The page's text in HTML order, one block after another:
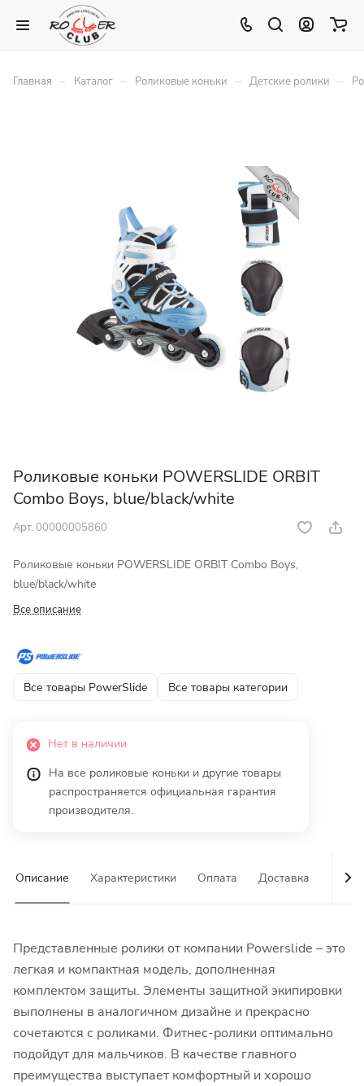
Главная – Каталог – Роликовые коньки – Детские ролики –
Роликовые коньки POWERSLIDE ORBIT
Combo Boys, blue/black/white
Арт. 00000005860
Роликовые коньки POWERSLIDE ORBIT Combo Boys,
blue/black/white
Все описание
Все товары PowerSlide Все товары категории
Нет в наличии
На все роликовые коньки и другие товары
распространяется официальная гарантия
производителя.
Описание Характеристики Оплата Доставка
Представленные ролики от компании Powerslide – это
легкая и компактная модель, дополненная
комплектом защиты. Элементы защитной экипировки
выполнены в аналогичном дизайне и прекрасно
сочетаются с роликами. Фитнес-ролики оптимально
подойдут для мальчиков. В качестве главного
преимущества выступает комфортный и хорошо